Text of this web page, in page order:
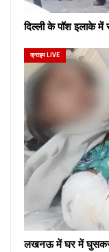
दिल्ली के पॉश इलाके
क्राइम LIVE
लखनऊ में घर में घुसकर